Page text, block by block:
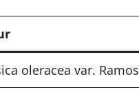
oleracea var.